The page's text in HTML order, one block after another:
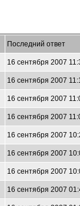
Последний ответ
16 сентября 2007
16 сентября 2007
16 сентября 2007
16 сентября 2007
16 сентября 2007
16 сентября 2007
16 сентября 2007
16 сентября 2007